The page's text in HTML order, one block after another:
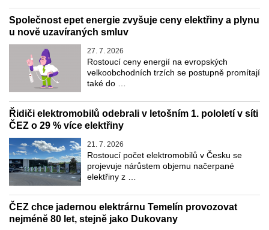
Společnost epet energie zvyšuje ceny elektřiny a plynu
u nově uzavíraných smluv
27. 7. 2026
Rostoucí ceny energií na evropských
velkoobchodních trzích se postupně promítají
také do …
Řidiči elektromobilů odebrali v letošním 1. pololetí v síti
ČEZ o 29 % více elektřiny
21. 7. 2026
Rostoucí počet elektromobilů v Česku se
projevuje nárůstem objemu načerpané
elektřiny z …
ČEZ chce jadernou elektrárnu Temelín provozovat
nejméně 80 let, stejně jako Dukovany